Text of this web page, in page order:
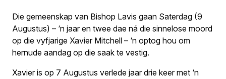
Die gemeenskap van Bishop Lavis gaan Saterdag (9
Augustus) – ‘n jaar en twee dae ná die sinnelose moord
op die vyfjarige Xavier Mitchell – ‘n optog hou om
hernude aandag op die saak te vestig.
Xavier is op 7 Augustus verlede jaar drie keer met ‘n